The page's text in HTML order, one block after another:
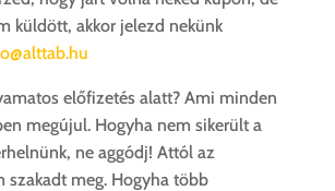
küldött, akkor jelezd nekünk
előfizetés alatt? Ami minden
megújul. Hogyha nem sikerült a
ne aggódj! Attól az
szakadt meg. Hogyha több